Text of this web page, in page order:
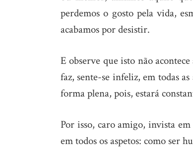
perdemos o gosto pela vida,
acabamos por desistir.
E observe que isto não
faz, sente-se infeliz, em todas
forma plena, pois, estará
Por isso, caro amigo, invista
em todos os aspetos: como ser